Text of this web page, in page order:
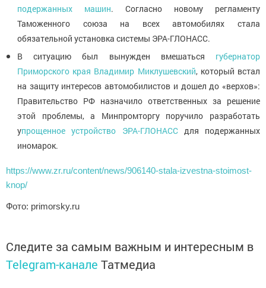
подержанных машин. Согласно новому регламенту
Таможенного союза на всех автомобилях стала
обязательной установка системы ЭРА-ГЛОНАСС.
В ситуацию был вынужден вмешаться губернатор
Приморского края Владимир Миклушевский, который встал
на защиту интересов автомобилистов и дошел до «верхов»:
Правительство РФ назначило ответственных за решение
этой проблемы, а Минпромторгу поручило разработать
упрощенное устройство ЭРА-ГЛОНАССдля подержанных
иномарок.
https://www.zr.ru/content/news/906140-stala-izvestna-stoimost-
knop/
Фото: primorsky.ru
Следите за самым важным и интересным в
Telegram-канале Татмедиа